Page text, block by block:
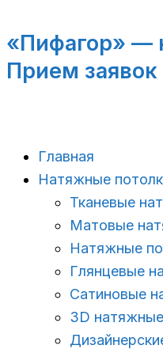
содержимому
«Пифагор» —
Прием
Главная
Натяжные
Тканевые
Матовые
Натяжные
Глянцевые
Сатиновые
3D